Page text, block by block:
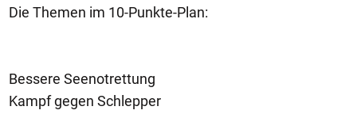
Die Themen im 10-Punkte-Plan:
Bessere Seenotrettung
Kampf gegen Schlepper